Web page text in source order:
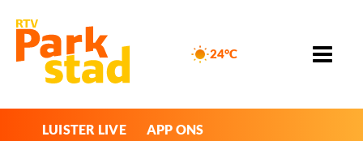
24°C
LUISTER LIVE APP ONS